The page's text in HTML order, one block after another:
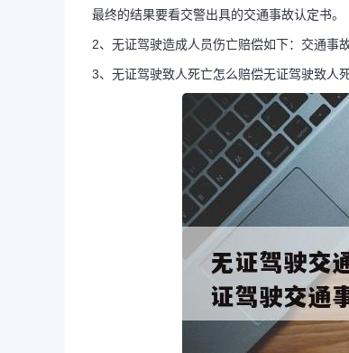
最终的结果要看交警出具的交通事故认定书。
2、无证驾驶造成人员伤亡赔偿如下：交通事
3、无证驾驶致人死亡怎么赔偿无证驾驶致人
无证驾驶交通事故死
（无证驾驶交通事故
责任
1、死亡赔偿金的具体赔
下：责任划分，如果对方是
主要责任，但最终的结果要